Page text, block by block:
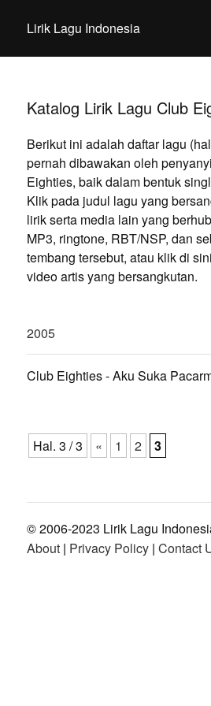
Lirik Lagu Indonesia
Katalog Lirik Lagu Club
Berikut ini adalah daftar lagu
pernah dibawakan oleh
Eighties, baik dalam bentuk
Klik pada judul lagu yang
lirik serta media lain yang
MP3, ringtone, RBT/NSP, dan
tembang tersebut, atau klik di
video artis yang bersangkutan.
2005
Club Eighties - Aku Suka
Hal. 3 / 3 « 1 2 3
© 2006-2023 Lirik Lagu
About| Privacy Policy| Contact